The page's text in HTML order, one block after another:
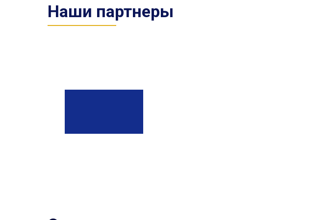
Наши партнеры